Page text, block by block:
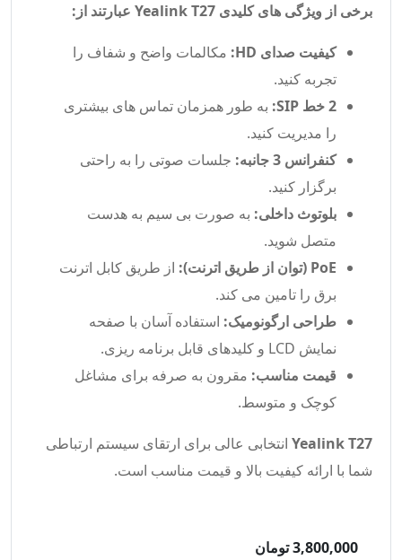
برخی از ویژگی های کلیدی Yealink T27 عبارتند از:
کیفیت صدای HD:
مکالمات واضح و شفاف را
تجربه کنید.
2 خط SIP:
به طور همزمان تماس های بیشتری
را مدیریت کنید.
کنفرانس 3 جانبه:
جلسات صوتی را به راحتی
برگزار کنید.
بلوتوث داخلی: به صورت بی سیم به هدست
متصل شوید.
PoE (توان از طریق اترنت):
از طریق کابل اترنت
برق را تامین می کند.
طراحی ارگونومیک: استفاده آسان با صفحه
نمایش LCD و کلیدهای قابل برنامه ریزی.
قیمت مناسب: مقرون به صرفه برای مشاغل
کوچک و متوسط.
Yealink T27 انتخابی عالی برای ارتقای سیستم ارتباطی
شما با ارائه کیفیت بالا و قیمت مناسب است.
3,800,000 تومان